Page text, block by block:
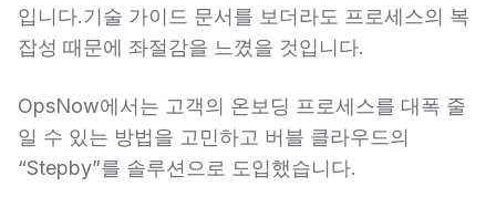
입니다.기술 가이드 문서를 보더라도 프로세스의 복
잡성 때문에 좌절감을 느꼈을 것입니다.
OpsNow에서는 고객의 온보딩 프로세스를 대폭 줄
일 수 있는 방법을 고민하고 버블 클라우드의
“Stepby”를 솔루션으로 도입했습니다.